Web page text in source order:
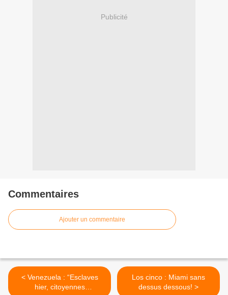
Publicité
Commentaires
Ajouter un commentaire
< Venezuela : “Esclaves
hier, citoyennes
Los cinco : Miami sans
dessus dessous! >